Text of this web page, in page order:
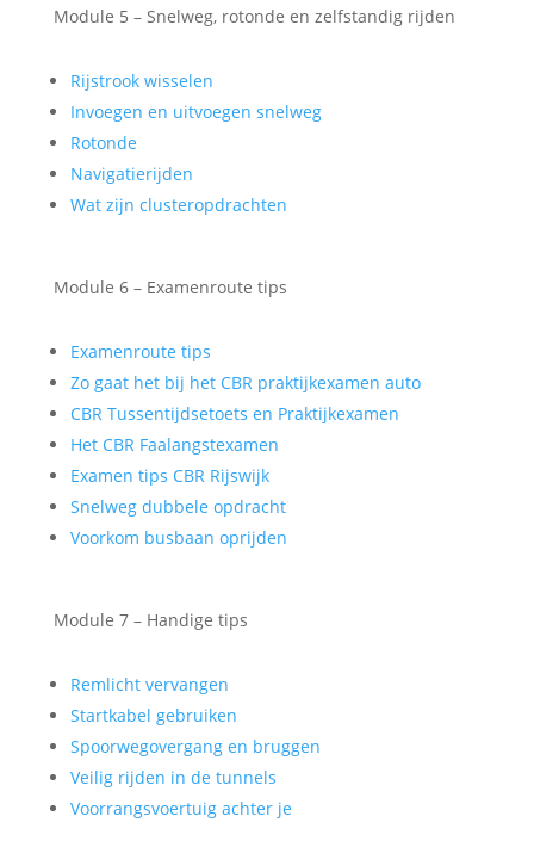
Module 5 – Snelweg, rotonde en zelfstandig rijden
Rijstrook wisselen
Invoegen en uitvoegen snelweg
Rotonde
Navigatierijden
Wat zijn clusteropdrachten
Module 6 – Examenroute tips
Examenroute tips
Zo gaat het bij het CBR praktijkexamen auto
CBR Tussentijdsetoets en Praktijkexamen
Het CBR Faalangstexamen
Examen tips CBR Rijswijk
Snelweg dubbele opdracht
Voorkom busbaan oprijden
Module 7 – Handige tips
Remlicht vervangen
Startkabel gebruiken
Spoorwegovergang en bruggen
Veilig rijden in de tunnels
Voorrangsvoertuig achter je